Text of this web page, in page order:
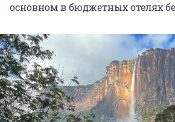
основном в бюджетных отелях